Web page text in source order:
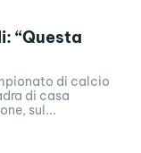
“Questa
di calcio
di casa
Il Frosinone, sul...